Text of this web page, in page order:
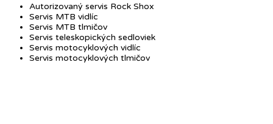
Autorizovaný servis Rock Shox
Servis MTB vidlíc
Servis MTB tlmičov
Servis teleskopických sedloviek
Servis motocyklových vidlíc
Servis motocyklových tlmičov